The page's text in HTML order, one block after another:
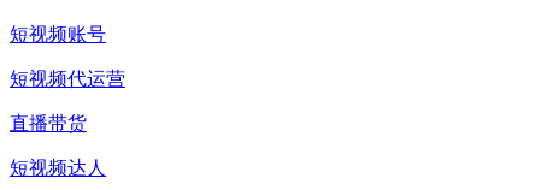
短视频账号
短视频代运营
直播带货
短视频达人